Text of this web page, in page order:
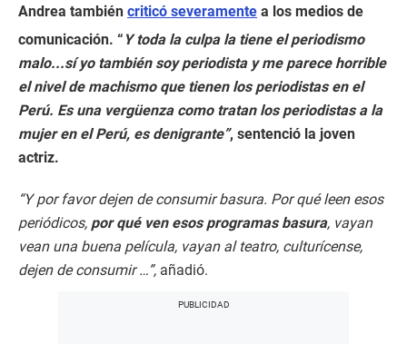
Andrea también criticó severamente a los medios de
comunicación. “ Y toda la culpa la tiene el periodismo
malo...sí yo también soy periodista y me parece horrible
el nivel de machismo que tienen los periodistas en el
Perú. Es una vergüenza como tratan los periodistas a la
mujer en el Perú, es denigrante”, sentenció la joven
actriz.
“Y por favor dejen de consumir basura. Por qué leen esos
periódicos, por qué ven esos programas basura, vayan
vean una buena película, vayan al teatro, culturícense,
dejen de consumir …”, añadió.